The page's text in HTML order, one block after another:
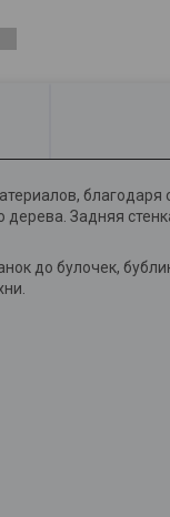
Задняя
до булочек,